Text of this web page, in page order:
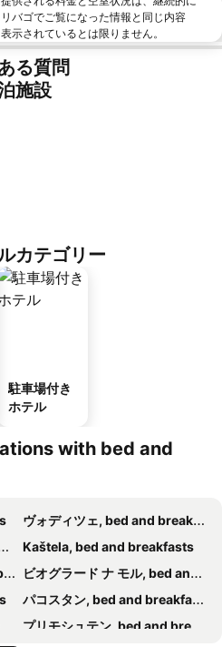
バゴでご覧になった情報と同じ内容
示されているとは限りません。
る質問
施設
カテゴリー
駐車場付き
ホテル
with bed and
ヴォディツェ, bed and breakfasts
Kaštela, bed and breakfasts
ビオグラード ナ モル, bed and breakfasts
パコスタン, bed and breakfasts
プリモシュテン, bed and breakfasts